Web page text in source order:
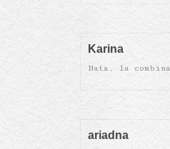
Karina
Nata, la
ariadna